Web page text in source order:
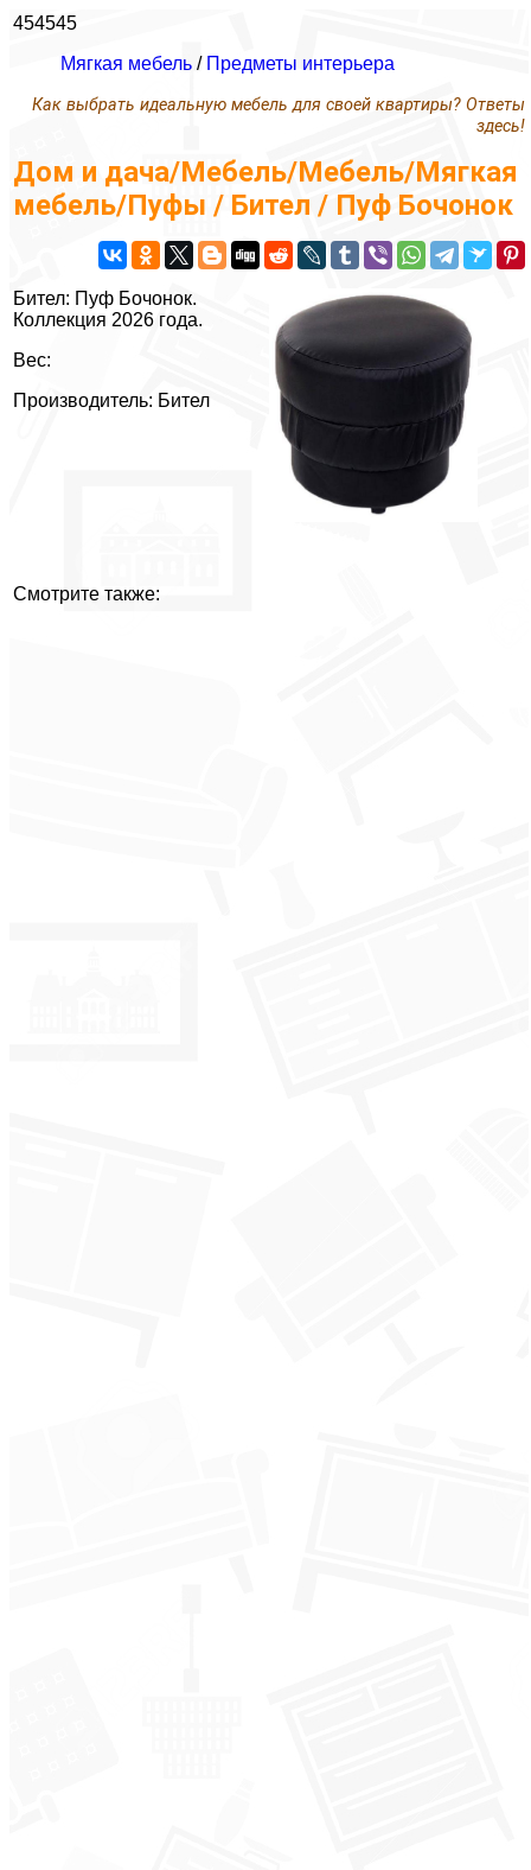
454545
Мягкая мебель / Предметы интерьера
Как выбрать идеальную мебель для своей квартиры? Ответы
здесь!
Дом и дача/Мебель/Мебель/Мягкая
мебель/Пуфы / Бител / Пуф Бочонок
Бител: Пуф Бочонок.
Коллекция 2026 года.
Вес:
Производитель: Бител
Смотрите также: